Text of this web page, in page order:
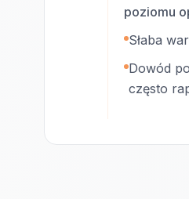
poziomu
Słaba
Dowód
często